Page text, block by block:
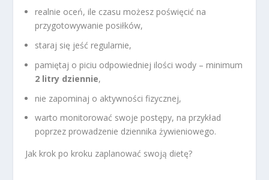
realnie oceń, ile czasu możesz poświęcić na
przygotowywanie posiłków,
staraj się jeść regularnie,
pamiętaj o piciu odpowiedniej ilości wody – minimum
2 litry dziennie,
nie zapominaj o aktywności fizycznej,
warto monitorować swoje postępy, na przykład
poprzez prowadzenie dziennika żywieniowego.
Jak krok po kroku zaplanować swoją dietę?